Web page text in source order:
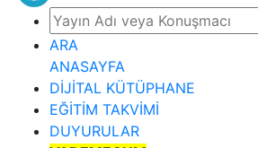
ARA
ANASAYFA
DİJİTAL KÜTÜPHANE
EĞİTİM TAKVİMİ
DUYURULAR